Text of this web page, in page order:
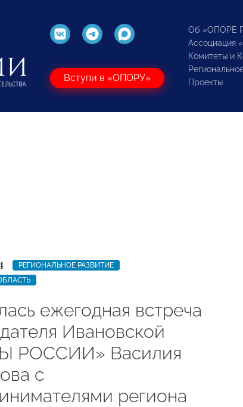
Вступи в «ОПОРУ»
Об «ОПОРЕ
Ассоциация
Комитеты и
Проекты
РЕГИОНАЛЬНОЕ РАЗВИТИЕ
ежегодная встреча
Ивановской
РОССИИ» Василия
с
региона